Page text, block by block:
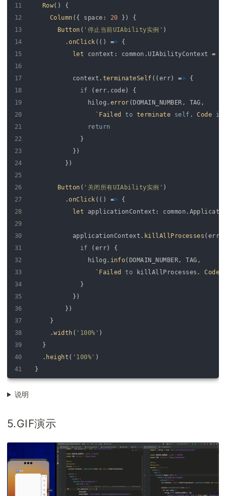
11
12
13
14
15
16
17
18
19
20
21
22
23
24
25
26
27
28
29
30
31
32
33
34
35
36
37
38
39
40
41
42
Row( )
{
Column ( { space : 20 } )
{
Button ( '停止当前UIAbility实例' )
.onClick ( ( ) =>
{
let context : common . UIAbilityContext =
context . terminateSelf ( ( err) =>
{
if
( err . code)
{
hilog . error ( DOMAIN_NUMBER , TAG ,
` Failed to terminate self . Code
is
return
}
} )
} )
Button ( '关闭所有UIAbility实例' )
.onClick ( ( ) =>
{
let applicationContext : common .
applicationContext . killAllProcesses ( err
if
( err)
{
hilog . info( DOMAIN_NUMBER, TAG ,
` Failed to killAllProcesses . Code
}
} )
} )
}
.width ( '100%' )
}
. height ( '100%' )
}
}
说明
5.GIF演示